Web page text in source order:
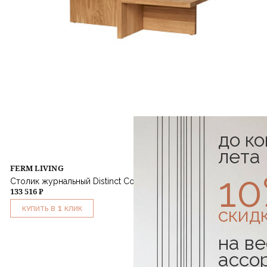
FERM LIVING
Столик журнальный Distinct Coffee Table
133 516 ₽
КУПИТЬ В 1 КЛИК
до
лета
на